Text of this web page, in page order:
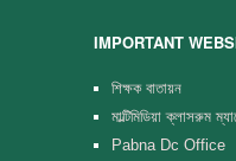
IMPORTANT
শিক্ষক বাতায়ন
মাল্টিমিডিয়া ক্লাসরুম
Pabna Dc Office